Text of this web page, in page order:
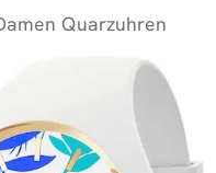
Quarzuhren